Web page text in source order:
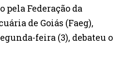
pela Federação da
de Goiás (Faeg),
feira (3), debateu o